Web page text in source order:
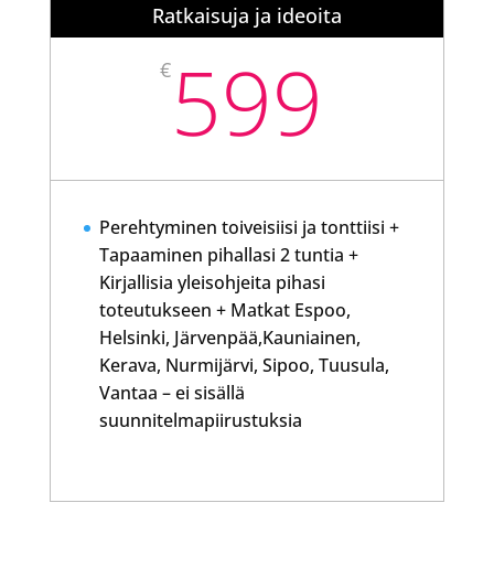
Ratkaisuja ja ideoita
€599
Perehtyminen toiveisiisi ja tonttiisi +
Tapaaminen pihallasi 2 tuntia +
Kirjallisia yleisohjeita pihasi
toteutukseen + Matkat Espoo,
Helsinki, Järvenpää,Kauniainen,
Kerava, Nurmijärvi, Sipoo, Tuusula,
Vantaa – ei sisällä
suunnitelmapiirustuksia